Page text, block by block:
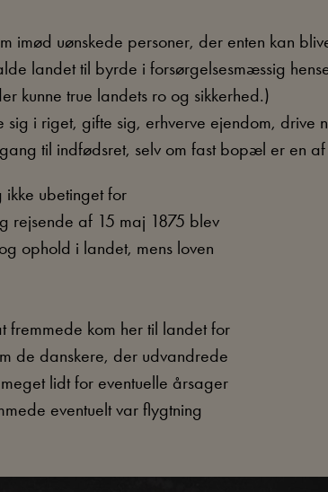
imød uønskede personer, der enten kan
landet til byrde i forsørgelsesmæssig
kunne true landets ro og sikkerhed.)
i riget, gifte sig, erhverve ejendom,
til indfødsret, selv om fast bopæl er en
ubetinget for
rejsende af 15 maj 1875 blev
ophold i landet, mens loven
fremmede kom her til landet for
de danskere, der udvandrede
lidt for eventuelle årsager
eventuelt var flygtning